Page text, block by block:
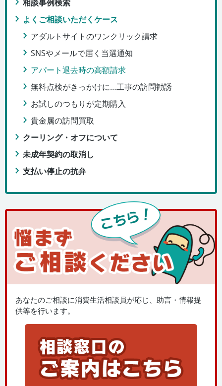
相談事例検索
よくご相談いただくケース
アダルトサイトのワンクリック請求
SNSやメールで届く当選通知
アパート退去時の高額請求
無料点検がきっかけに…工事の訪問勧誘
お試しのつもりが定期購入
貴金属の訪問買取
クーリング・オフについて
未成年契約の取消し
支払い停止の抗弁
あなたのご相談に消費生活相談員が応じ、助言・情報提
供等を行います。